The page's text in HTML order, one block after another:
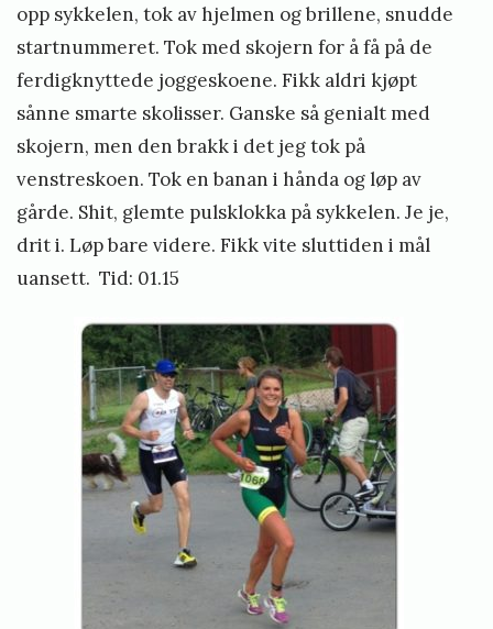
opp sykkelen, tok av hjelmen og brillene, snudde
startnummeret. Tok med skojern for å få på de
ferdigknyttede joggeskoene. Fikk aldri kjøpt
sånne smarte skolisser. Ganske så genialt med
skojern, men den brakk i det jeg tok på
venstreskoen. Tok en banan i hånda og løp av
gårde. Shit, glemte pulsklokka på sykkelen. Je je,
drit i. Løp bare videre. Fikk vite sluttiden i mål
uansett. Tid: 01.15